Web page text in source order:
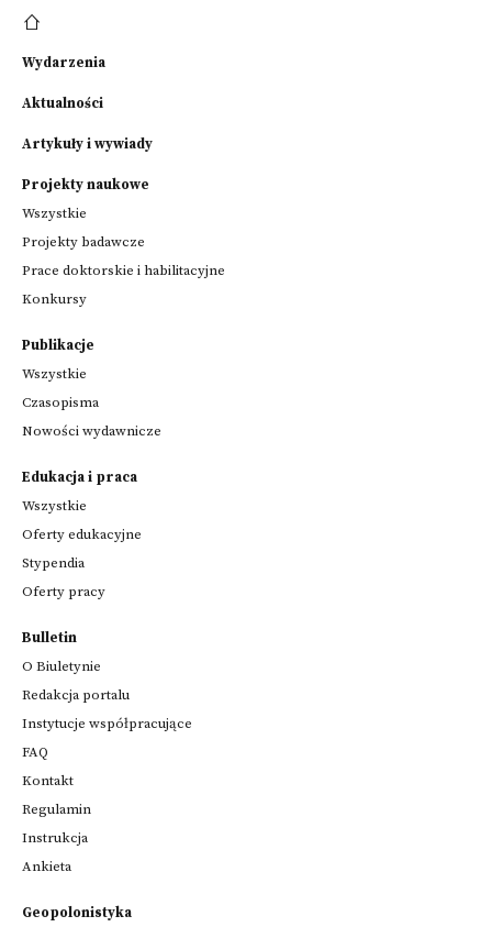
Wydarzenia
Aktualności
Artykuły i wywiady
Projekty naukowe
Wszystkie
Projekty badawcze
Prace doktorskie i habilitacyjne
Konkursy
Publikacje
Wszystkie
Czasopisma
Nowości wydawnicze
Edukacja i praca
Wszystkie
Oferty edukacyjne
Stypendia
Oferty pracy
Bulletin
O Biuletynie
Redakcja portalu
Instytucje współpracujące
FAQ
Kontakt
Regulamin
Instrukcja
Ankieta
Geopolonistyka